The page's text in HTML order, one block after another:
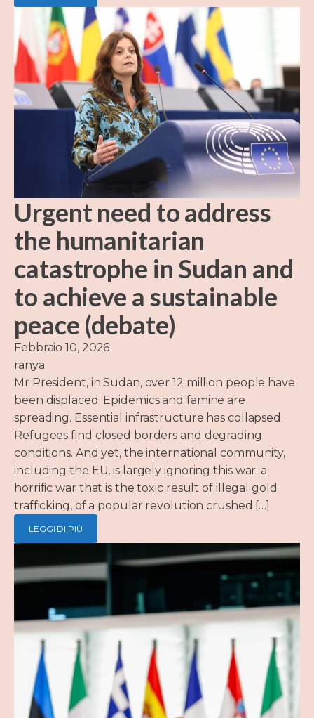
Urgent need to address
the humanitarian
catastrophe in Sudan and
to achieve a sustainable
peace (debate)
Febbraio 10, 2026
ranya
Mr President, in Sudan, over 12 million people have
been displaced. Epidemics and famine are
spreading. Essential infrastructure has collapsed.
Refugees find closed borders and degrading
conditions. And yet, the international community,
including the EU, is largely ignoring this war; a
horrific war that is the toxic result of illegal gold
trafficking, of a popular revolution crushed […]
LEGGI DI PIÙ